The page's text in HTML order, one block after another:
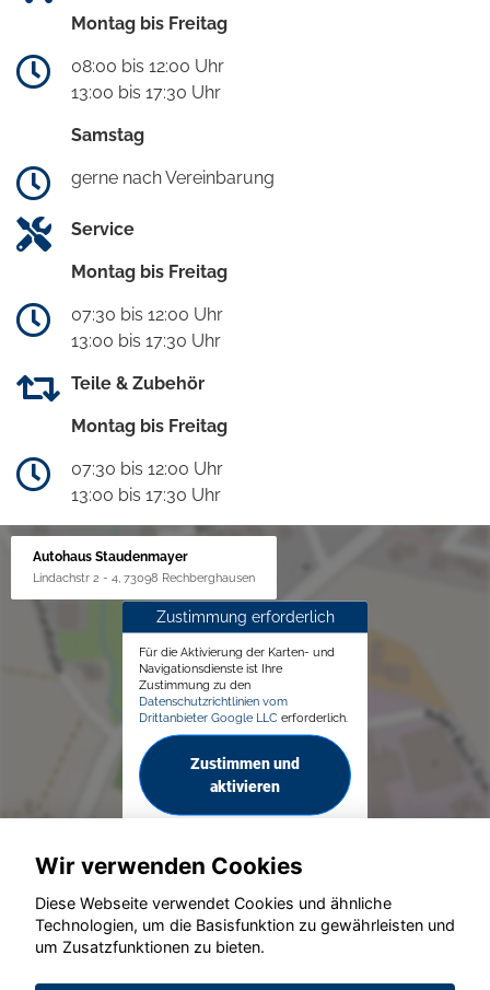
Montag bis Freitag
08:00 bis 12:00 Uhr
13:00 bis 17:30 Uhr
Samstag
gerne nach Vereinbarung
Service
Montag bis Freitag
07:30 bis 12:00 Uhr
13:00 bis 17:30 Uhr
Teile & Zubehör
Montag bis Freitag
07:30 bis 12:00 Uhr
13:00 bis 17:30 Uhr
Autohaus Staudenmayer
Lindachstr 2 - 4, 73098 Rechberghausen
Zustimmung erforderlich
Für die Aktivierung der Karten- und
Navigationsdienste ist Ihre
Zustimmung zu den
Datenschutzrichtlinien vom
Drittanbieter Google LLC erforderlich.
Zustimmen und
aktivieren
© konjunkturmotor.de GmbH 2020 - 2026
Wir verwenden Cookies
Diese Webseite verwendet Cookies und ähnliche
Technologien, um die Basisfunktion zu gewährleisten und
um Zusatzfunktionen zu bieten.